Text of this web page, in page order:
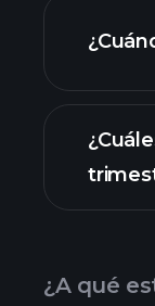
¿A qué